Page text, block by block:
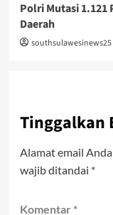
Polri Mutasi 1.121
Daerah
southsulawesinews25
Tinggalkan
Alamat email
wajib ditandai *
Komentar *